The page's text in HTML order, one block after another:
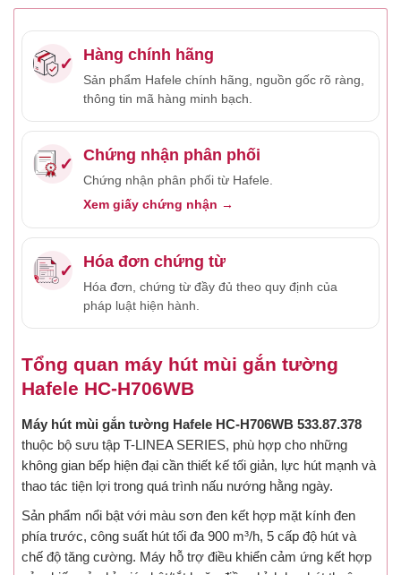
✓ Hàng chính hãng
Sản phẩm Hafele chính hãng, nguồn gốc rõ ràng,
thông tin mã hàng minh bạch.
✓ Chứng nhận phân phối
Chứng nhận phân phối từ Hafele.
Xem giấy chứng nhận →
✓ Hóa đơn chứng từ
Hóa đơn, chứng từ đầy đủ theo quy định của
pháp luật hiện hành.
Tổng quan máy hút mùi gắn tường
Hafele HC-H706WB
Máy hút mùi gắn tường Hafele HC-H706WB 533.87.378
thuộc bộ sưu tập T-LINEA SERIES, phù hợp cho những
không gian bếp hiện đại cần thiết kế tối giản, lực hút mạnh và
thao tác tiện lợi trong quá trình nấu nướng hằng ngày.
Sản phẩm nổi bật với màu sơn đen kết hợp mặt kính đen
phía trước, công suất hút tối đa 900 m³/h, 5 cấp độ hút và
chế độ tăng cường. Máy hỗ trợ điều khiển cảm ứng kết hợp